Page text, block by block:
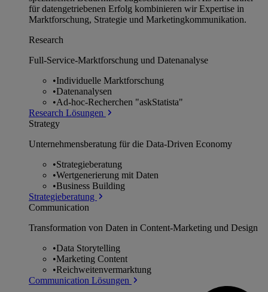
für datengetriebenen Erfolg kombinieren wir Expertise in
Marktforschung, Strategie und Marketingkommunikation.
Research
Full-Service-Marktforschung und Datenanalyse
•Individuelle Marktforschung
•Datenanalysen
•Ad-hoc-Recherchen "askStatista"
Research Lösungen
Strategy
Unternehmens­beratung für die Data-Driven Economy
•Strategieberatung
•Wertgenerierung mit Daten
•Business Building
Strategieberatung
Communication
Transformation von Daten in Content-Marketing und Design
•Data Storytelling
•Marketing Content
•Reichweitenvermarktung
Communication Lösungen